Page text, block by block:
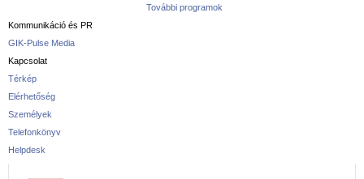
További programok
Kommunikáció és PR
GIK-Pulse Media
Kapcsolat
Térkép
Elérhetőség
Személyek
Telefonkönyv
Helpdesk